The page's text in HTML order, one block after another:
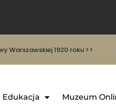
Warszawskiej 1920 roku >>
Edukacja Muzeum